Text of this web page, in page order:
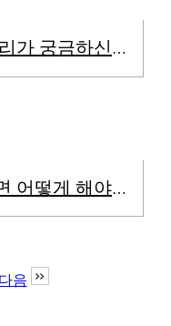
울쎄라 리프팅의 원리가 궁금하신가요?
인모드효과 좋으려면 어떻게 해야할까?